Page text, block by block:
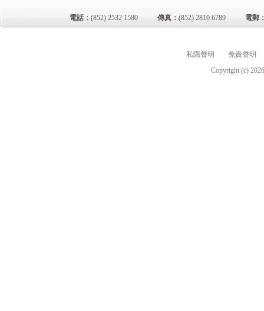
電話： (852) 2532 1580 傳真： (852) 2810 6789 電郵
私隱聲明
免責聲明
Copyright (c)